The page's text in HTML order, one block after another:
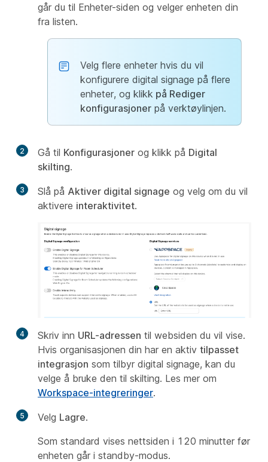
går du til Enheter-siden og velger enheten din
fra listen.
Velg flere enheter hvis du vil
konfigurere digital signage på flere
enheter, og klikk på Rediger
konfigurasjoner på verktøylinjen.
2 Gå til Konfigurasjoner og klikk på Digital
skilting.
3 Slå på Aktiver digital signage og velg om du vil
aktivere interaktivitet.
4 Skriv inn URL-adressen til websiden du vil vise.
Hvis organisasjonen din har en aktiv tilpasset
integrasjon som tilbyr digital signage, kan du
velge å bruke den til skilting. Les mer om
Workspace-integreringer.
5 Velg Lagre.
Som standard vises nettsiden i 120 minutter før
enheten går i standby-modus.